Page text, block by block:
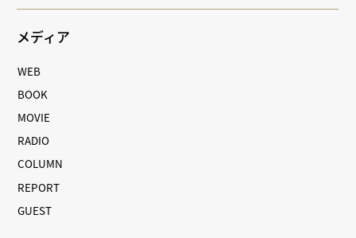
メディア
WEB
BOOK
MOVIE
RADIO
COLUMN
REPORT
GUEST